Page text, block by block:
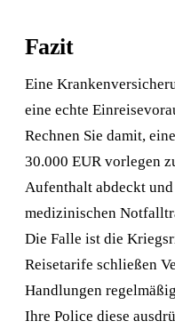
Fazit
Eine
eine echte
Rechnen Sie damit,
30.000 EUR vorlegen
Aufenthalt abdeckt
medizinischen
Die Falle ist die
Reisetarife schließen
Handlungen
Ihre Police diese